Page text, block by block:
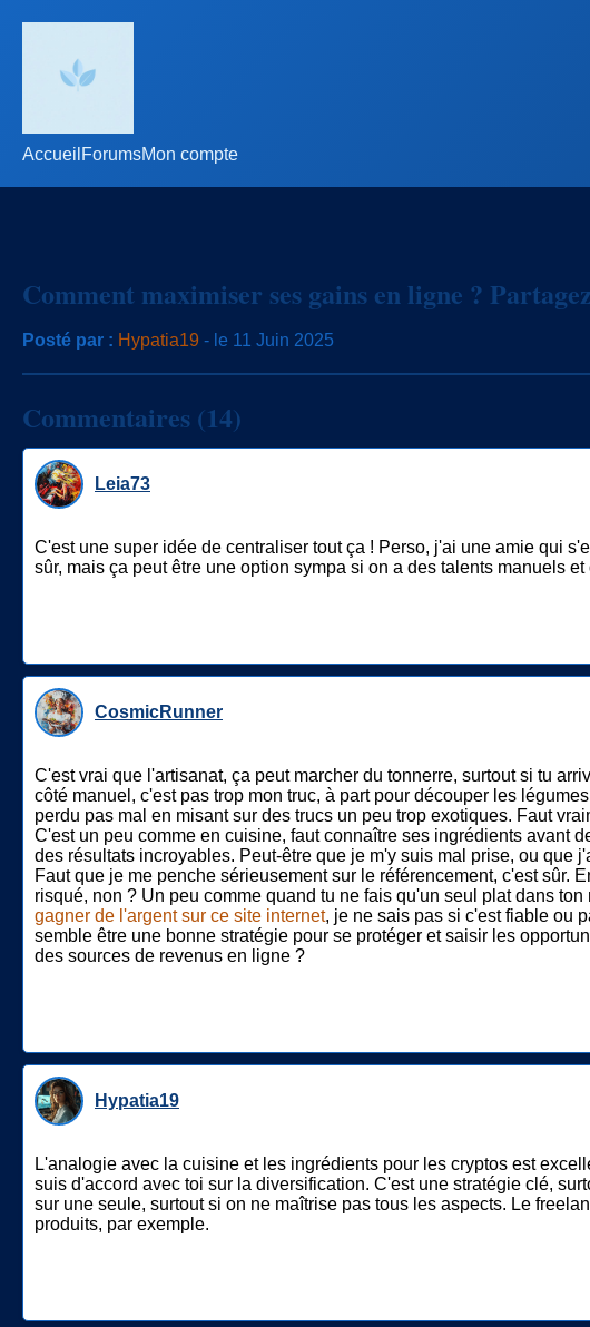
Accueil ForumsMon compte
Comment maximiser ses gains en ligne ?
Posté par : Hypatia19 - le 11 Juin 2025
Commentaires (14)
Leia73
C'est une super idée de centraliser tout ça ! Perso, j'ai une amie qui
sûr, mais ça peut être une option sympa si on a des talents manuels
CosmicRunner
C'est vrai que l'artisanat, ça peut marcher du tonnerre, surtout si tu
côté manuel, c'est pas trop mon truc, à part pour découper les
perdu pas mal en misant sur des trucs un peu trop exotiques. Faut
C'est un peu comme en cuisine, faut connaître ses ingrédients avant
des résultats incroyables. Peut-être que je m'y suis mal prise, ou que
Faut que je me penche sérieusement sur le référencement, c'est sûr.
risqué, non ? Un peu comme quand tu ne fais qu'un seul plat dans
gagner de l'argent sur ce site internet, je ne sais pas si c'est fiable ou
semble être une bonne stratégie pour se protéger et saisir les
des sources de revenus en ligne ?
Hypatia19
L'analogie avec la cuisine et les ingrédients pour les cryptos est
suis d'accord avec toi sur la diversification. C'est une stratégie clé,
sur une seule, surtout si on ne maîtrise pas tous les aspects. Le
produits, par exemple.